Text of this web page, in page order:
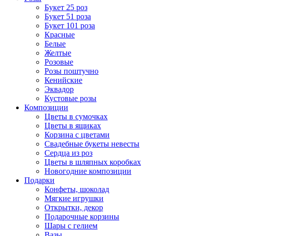
Букет 25 роз
Букет 51 роза
Букет 101 роза
Красные
Белые
Желтые
Розовые
Розы поштучно
Кенийские
Эквадор
Кустовые розы
Композиции
Цветы в сумочках
Цветы в ящиках
Корзина с цветами
Свадебные букеты невесты
Сердца из роз
Цветы в шляпных коробках
Новогодние композиции
Подарки
Конфеты, шоколад
Мягкие игрушки
Открытки, декор
Подарочные корзины
Шары с гелием